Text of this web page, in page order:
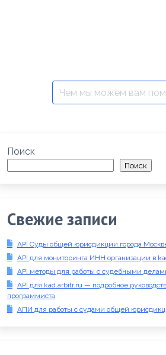
Поиск:
Поиск
Поиск
Свежие записи
API Суды общей юрисдикции города
API для мониторинга ИНН организации в
API методы для работы с судебными
API для kad.arbitr.ru — подробное
программиста
АПИ для работы с судами общей